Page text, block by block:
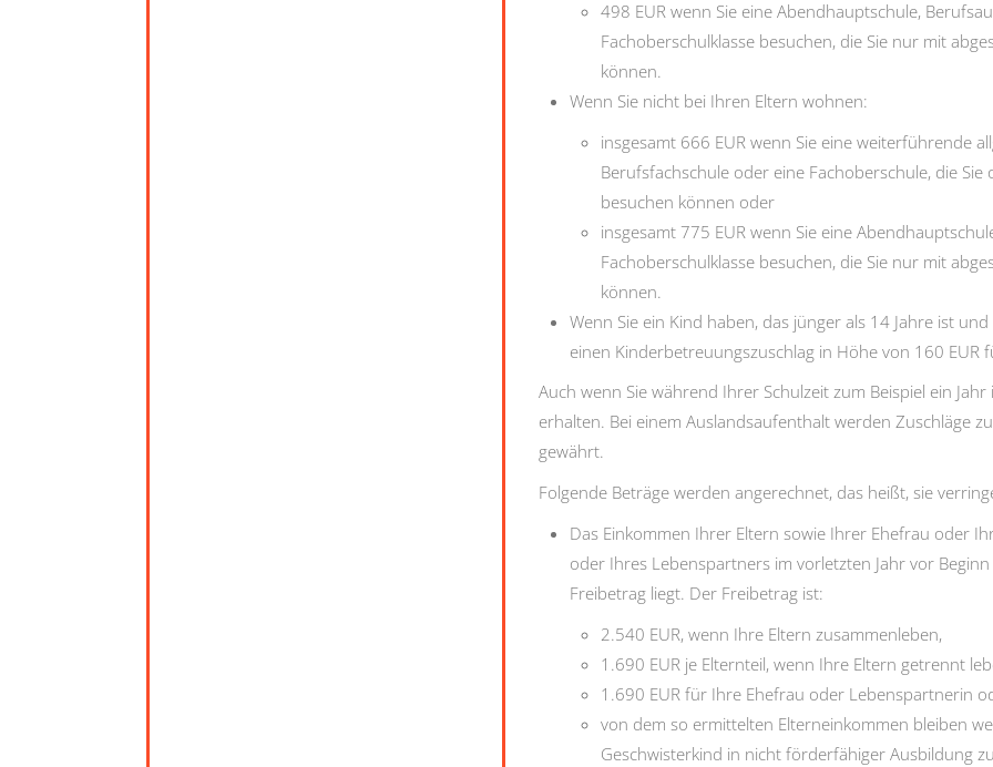
498 EUR wenn Sie eine Abendhauptschule,
Fachoberschulklasse besuchen, die Sie nur mit
können.
Wenn Sie nicht bei Ihren Eltern wohnen:
insgesamt 666 EUR wenn Sie eine weiterführende
Berufsfachschule oder eine Fachoberschule, die Sie
besuchen können oder
insgesamt 775 EUR wenn Sie eine
Fachoberschulklasse besuchen, die Sie nur mit
können.
Wenn Sie ein Kind haben, das jünger als 14 Jahre ist
einen Kinderbetreuungszuschlag in Höhe von 160 EUR
Auch wenn Sie während Ihrer Schulzeit zum Beispiel ein Jahr
erhalten. Bei einem Auslandsaufenthalt werden Zuschläge
gewährt.
Folgende Beträge werden angerechnet, das heißt, sie
Das Einkommen Ihrer Eltern sowie Ihrer Ehefrau oder
oder Ihres Lebenspartners im vorletzten Jahr vor
Freibetrag liegt. Der Freibetrag ist:
2.540 EUR, wenn Ihre Eltern zusammenleben,
1.690 EUR je Elternteil, wenn Ihre Eltern getrennt
1.690 EUR für Ihre Ehefrau oder Lebenspartnerin
von dem so ermittelten Elterneinkommen bleiben
Geschwisterkind in nicht förderfähiger Ausbildung